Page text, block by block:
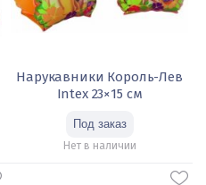
Нарукавники Король-Лев
Intex 23×15 см
Нет в наличии